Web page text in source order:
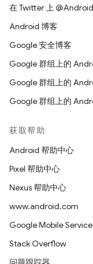
在 Twitter 上
Android 博客
Google 安全博客
Google 群组上的
Google 群组上的
Google 群组上的
获取帮助
Android 帮助中心
Pixel 帮助中心
Nexus 帮助中心
www.android.com
Google Mobile
Stack Overflow